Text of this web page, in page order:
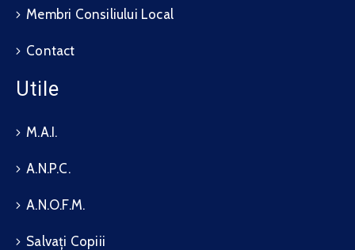
Membri Consiliului Local
Contact
Utile
M.A.I.
A.N.P.C.
A.N.O.F.M.
Salvați Copiii